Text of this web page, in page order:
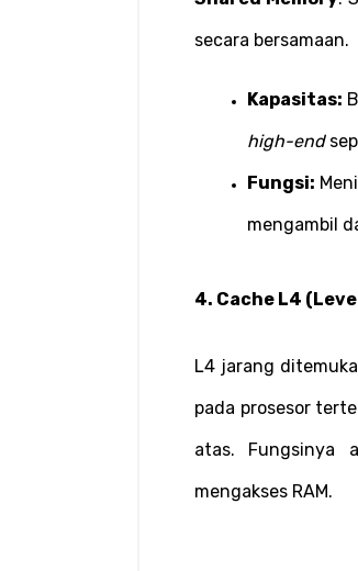
secara bersamaan.
Kapasitas:
high-end
Fungsi:
mengambil
4. Cache L4
L4 jarang
pada prosesor
atas. Fungsinya
mengakses RAM.